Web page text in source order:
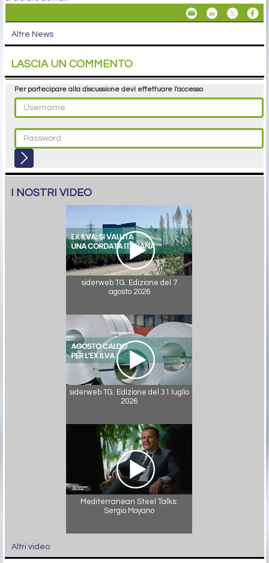
Altre News
LASCIA UN COMMENTO
Per partecipare alla discussione devi effettuare l'accesso
I NOSTRI VIDEO
siderweb TG. Edizione del 7
agosto 2026
siderweb TG. Edizione del 31 luglio
2026
Mediterranean Steel Talks:
Sergio Moyano
Altri video